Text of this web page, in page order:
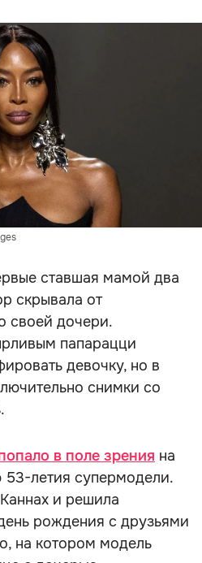
ставшая мамой два
скрывала от
своей дочери.
папарацци
девочку, но в
снимки со
в поле зрения на
53-летия супермодели.
и решила
рождения с друзьями
на котором модель